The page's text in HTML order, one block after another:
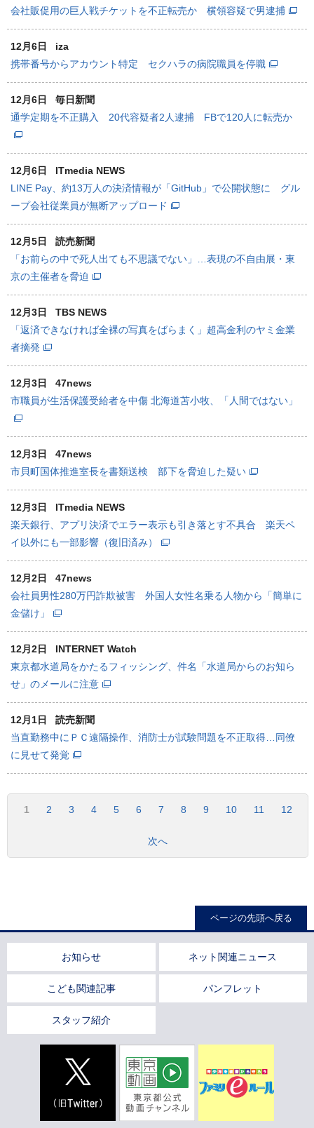
会社販促用の巨人戦チケットを不正転売か 横領容疑で男逮捕
12月6日
iza
携帯番号からアカウント特定 セクハラの病院職員を停職
12月6日
毎日新聞
通学定期を不正購入 20代容疑者2人逮捕 FBで120人に転売か
12月6日
ITmedia NEWS
LINE Pay、約13万人の決済情報が「GitHub」で公開状態に グル
ープ会社従業員が無断アップロード
12月5日
読売新聞
「お前らの中で死人出ても不思議でない」…表現の不自由展・東
京の主催者を脅迫
12月3日
TBS NEWS
「返済できなければ全裸の写真をばらまく」超高金利のヤミ金業
者摘発
12月3日
47news
市職員が生活保護受給者を中傷 北海道苫小牧、「人間ではない」
12月3日
47news
市貝町国体推進室長を書類送検 部下を脅迫した疑い
12月3日
ITmedia NEWS
楽天銀行、アプリ決済でエラー表示も引き落とす不具合 楽天ペ
イ以外にも一部影響（復旧済み）
12月2日
47news
会社員男性280万円詐欺被害 外国人女性名乗る人物から「簡単に
金儲け」
12月2日
INTERNET Watch
東京都水道局をかたるフィッシング、件名「水道局からのお知ら
せ」のメールに注意
12月1日
読売新聞
当直勤務中にＰＣ遠隔操作、消防士が試験問題を不正取得…同僚
に見せて発覚
1 2 3 4 5 6 7 8 9 10 11 12
次へ
ページの先頭へ戻る
お知らせ ネット関連ニュース
こども関連記事 パンフレット
スタッフ紹介